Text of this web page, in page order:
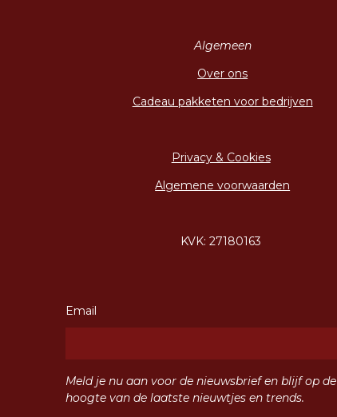
Algemeen
Over ons
Cadeau pakketen voor bedrijven
Privacy & Cookies
Algemene voorwaarden
KVK: 27180163
Email
Meld je nu aan voor de nieuwsbrief en blijf op de
hoogte van de laatste nieuwtjes en trends.